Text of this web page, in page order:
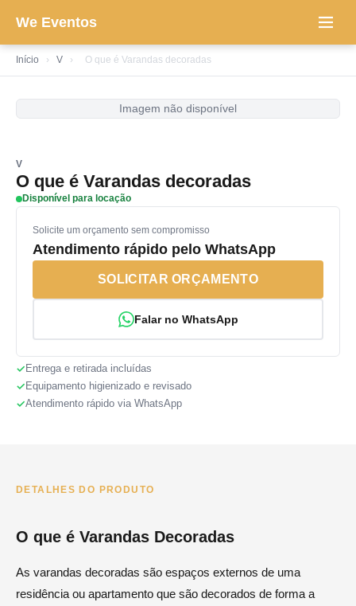
We Eventos
Início › V › O que é Varandas decoradas
Imagem não disponível
V
O que é Varandas decoradas
Disponível para locação
Solicite um orçamento sem compromisso
Atendimento rápido pelo WhatsApp
SOLICITAR ORÇAMENTO
Falar no WhatsApp
Entrega e retirada incluídas
Equipamento higienizado e revisado
Atendimento rápido via WhatsApp
DETALHES DO PRODUTO
O que é Varandas Decoradas
As varandas decoradas são espaços externos de uma
residência ou apartamento que são decorados de forma a